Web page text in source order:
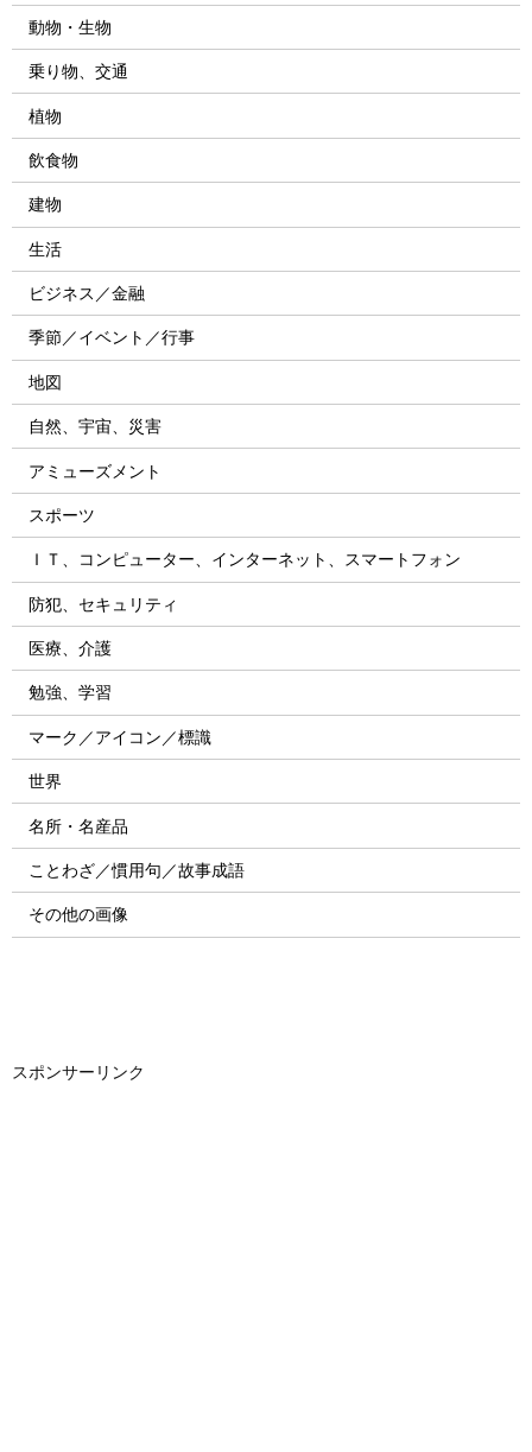
動物・生物
乗り物、交通
植物
飲食物
建物
生活
ビジネス／金融
季節／イベント／行事
地図
自然、宇宙、災害
アミューズメント
スポーツ
ＩＴ、コンピューター、インターネット、スマートフォン
防犯、セキュリティ
医療、介護
勉強、学習
マーク／アイコン／標識
世界
名所・名産品
ことわざ／慣用句／故事成語
その他の画像
スポンサーリンク